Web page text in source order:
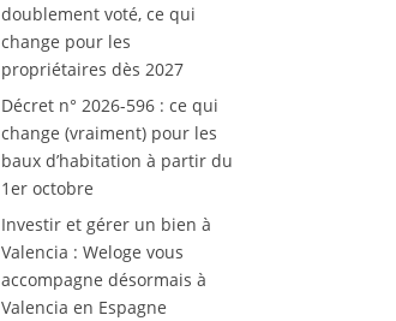
doublement voté, ce qui
change pour les
propriétaires dès 2027
Décret n° 2026-596 : ce qui
change (vraiment) pour les
baux d’habitation à partir du
1er octobre
Investir et gérer un bien à
Valencia : Weloge vous
accompagne désormais à
Valencia en Espagne